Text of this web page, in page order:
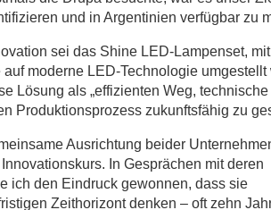
und in Argentinien verfügbar zu
sei das Shine LED-Lampenset,
moderne LED-Technologie umgestellt
Lösung als „effizienten Weg, technische
Produktionsprozess zukunftsfähig zu
Ausrichtung beider
In Gesprächen mit deren
ich den Eindruck gewonnen, dass sie
Zeithorizont denken – oft zehn